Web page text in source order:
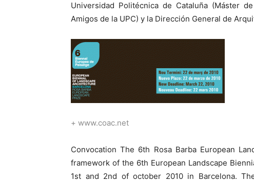
Universidad Politécnica de Cataluña (Máster
Amigos de la UPC) y la Dirección General de
+ www.coac.net
Convocation The 6th Rosa Barba European
framework of the 6th European Landscape
1st and 2nd of october 2010 in Barcelona.